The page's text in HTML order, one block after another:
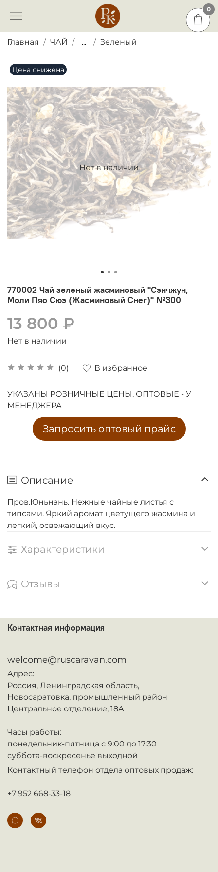
0
Главная ЧАЙ ... Зеленый
Нет в наличии
Цена снижена
770002 Чай зеленый жасминовый "Сэнчжун,
Моли Пяо Сюэ (Жасминовый Снег)" №300
(0) В избранное
13 800 ₽
Нет в наличии
УКАЗАНЫ РОЗНИЧНЫЕ ЦЕНЫ, ОПТОВЫЕ - У
МЕНЕДЖЕРА
Запросить оптовый прайс
Описание
Пров.Юньнань. Нежные чайные листья с
типсами. Яркий аромат цветущего жасмина и
легкий, освежающий вкус.
Характеристики
Отзывы
Контактная информация
welcome@ruscaravan.com
Адрес:
Россия, Ленинградская область,
Новосаратовка, промышленный район
Центральное отделение, 18А
Часы работы:
понедельник-пятница с 9:00 до 17:30
суббота-воскресенье выходной
Контактный телефон отдела оптовых продаж:
+7 952 668-33-18
0